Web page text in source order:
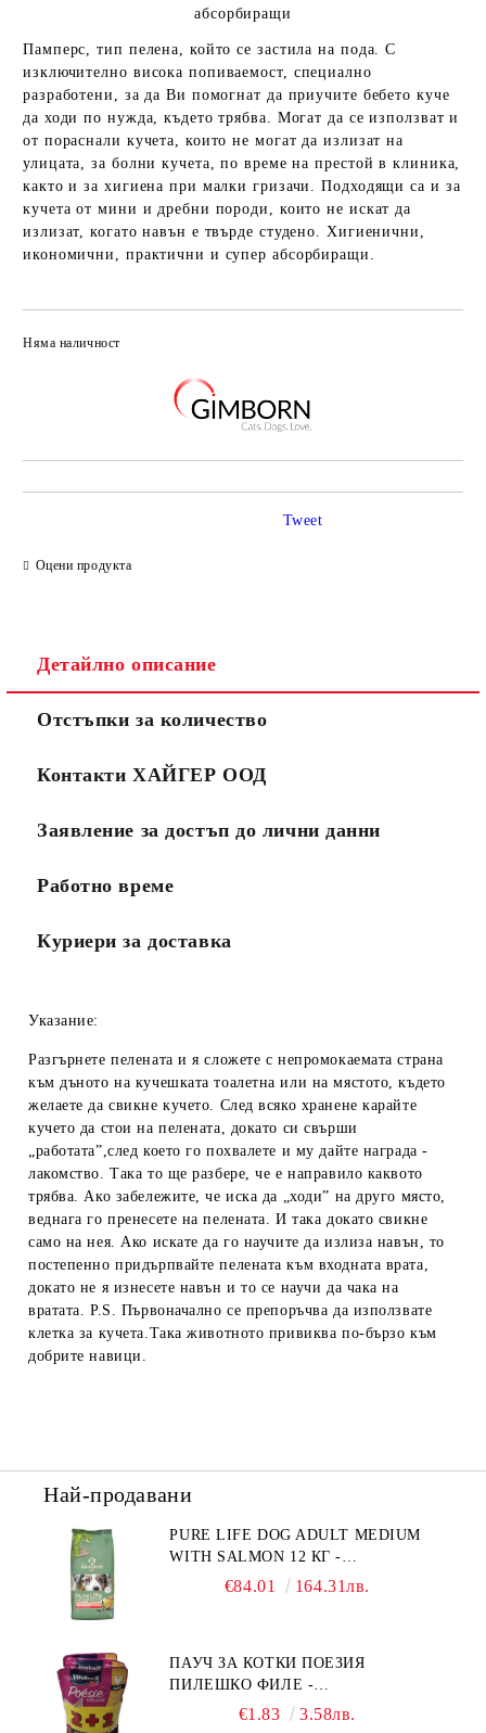
абсорбиращи
Памперс, тип пелена, който се застила на пода. С
изключително висока попиваемост, специално
разработени, за да Ви помогнат да приучите бебето куче
да ходи по нужда, където трябва. Могат да се използват и
от пораснали кучета, които не могат да излизат на
улицата, за болни кучета, по време на престой в клиника,
както и за хигиена при малки гризачи. Подходящи са и за
кучета от мини и дребни породи, които не искат да
излизат, когато навън е твърде студено. Хигиенични,
икономични, практични и супер абсорбиращи.
Няма наличност
Оцени продукта
Tweet
Детайлно описание
Отстъпки за количество
Контакти ХАЙГЕР ООД
Заявление за достъп до лични данни
Работно време
Куриери за доставка
Указание:
Разгърнете пелената и я сложете с непромокаемата страна
към дъното на кучешката тоалетна или на мястото, където
желаете да свикне кучето. След всяко хранене карайте
кучето да стои на пелената, докато си свърши
„работата”,след което го похвалете и му дайте награда -
лакомство. Така то ще разбере, че е направило каквото
трябва. Ако забележите, че иска да „ходи” на друго място,
веднага го пренесете на пелената. И така докато свикне
само на нея. Ако искате да го научите да излиза навън, то
постепенно придърпвайте пелената към входната врата,
докато не я изнесете навън и то се научи да чака на
вратата. P.S. Първоначално се препоръчва да използвате
клетка за кучета.Така животното привиква по-бързо към
добрите навици.
Най-продавани
PURE LIFE DOG ADULT MEDIUM
WITH SALMON 12 КГ -
ПЪЛНОЦЕННА ХРАНА ЗА
БЕЗ ЗЪРНО, БЕЗ ГЛУТЕН.
ПРОИЗВЕДЕНА ВЪВ ФРАНЦИЯ.
€84.01 164.31лв.
ПАУЧ ЗА КОТКИ ПОЕЗИЯ
ПИЛЕШКО ФИЛЕ -
ПРОМОКОМПЛЕКТ 3 БР.
€1.83 3.58лв.